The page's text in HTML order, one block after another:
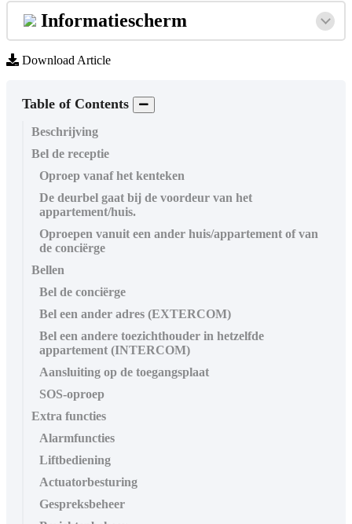
Informatiescherm
Download Article
Table of Contents
Beschrijving
Bel de receptie
Oproep vanaf het kenteken
De deurbel gaat bij de voordeur van het
appartement/huis.
Oproepen vanuit een ander huis/appartement of van
de conciërge
Bellen
Bel de conciërge
Bel een ander adres (EXTERCOM)
Bel een andere toezichthouder in hetzelfde
appartement (INTERCOM)
Aansluiting op de toegangsplaat
SOS-oproep
Extra functies
Alarmfuncties
Liftbediening
Actuatorbesturing
Gespreksbeheer